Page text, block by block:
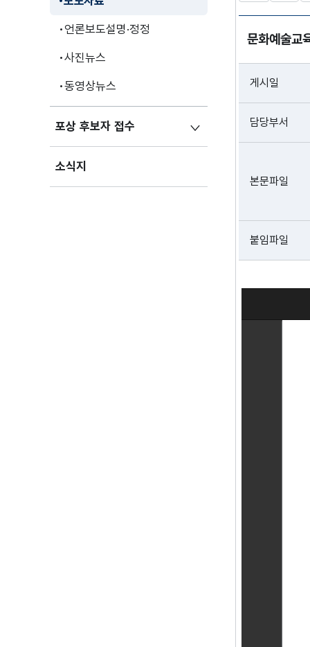
언론보도설명·정정
사진뉴스
동영상뉴스
포상 후보자 접수
소식지
문화예술교
게시일
담당부서
본문파일
붙임파일